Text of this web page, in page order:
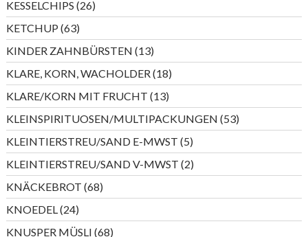
KESSELCHIPS 2626
Produkte
KETCHUP 6363
Produkte
KINDER ZAHNBÜRSTEN 1313
Produkte
KLARE, KORN, WACHOLDER 1818
Produkte
KLARE/KORN MIT FRUCHT 1313
Produkte
KLEINSPIRITUOSEN/MULTIPACKUNGEN 5353
Produkte
KLEINTIERSTREU/SAND E-MWST 55
Produkte
KLEINTIERSTREU/SAND V-MWST 22
Produkte
KNÄCKEBROT 6868
Produkte
KNOEDEL 2424
Produkte
KNUSPER MÜSLI 6868